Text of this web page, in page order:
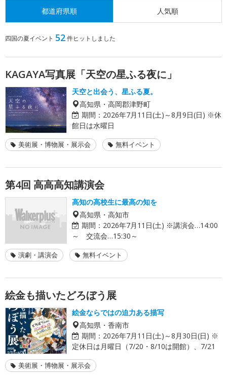
都道府県順 人気順
四国の夏イベント 52件ヒットしました
KAGAYA写真展「天空の星ふる夜に」
天空と出会う、星ふる夏。
高知県・高岡郡津野町
期間： 2026年7月11日(土)～8月9日(日) ※休
館日は水曜日
美術展・博物展・展示会 無料イベント
第4回 高高高知講演会
高知の高校生に最高の知を
高知県・高知市
期間： 2026年7月11日(土) ※講演会…14:00
～ 交流会…15:30～
演劇・講演会 無料イベント
絵金も描いたどろぼう展
絵金ならではの迫力ある描写
高知県・香南市
期間： 2026年7月11日(土)～8月30日(日) ※
定休日は月曜日（7/20・8/10は開館）、7/21
美術展・博物展・展示会